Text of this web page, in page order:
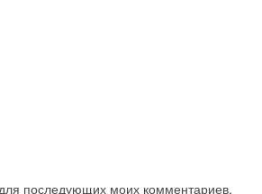
последующих моих комментариев.